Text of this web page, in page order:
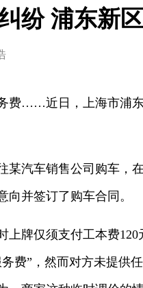
纷 浦东新
……近日，上海市浦东
汽车销售公司购车，
并签订了购车合同。
仅须支付工本费120
费”，然而对方未提供